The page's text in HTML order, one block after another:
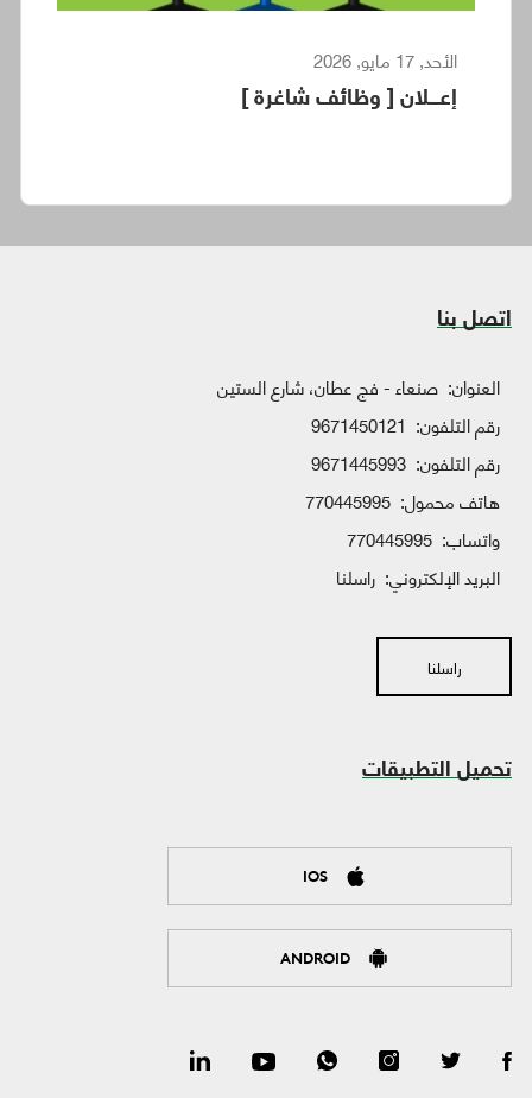
الأحد, 17 مايو, 2026
إعـــلان [ وظائف شاغرة ]
اتصل بنا
العنوان: صنعاء - فج عطان، شارع الستين
رقم التلفون: 9671450121
رقم التلفون: 9671445993
هاتف محمول: 770445995
واتساب:
البريد الإلكتروني: راسلنا
راسلنا
تحميل التطبيقات
IOS
ANDROID